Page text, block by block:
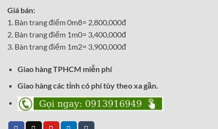
Giá bán:
1. Bàn trang điểm 0m8= 2,800,000đ
2. Bàn trang điểm 1m0= 3,400,000đ
3. Bàn trang điểm 1m2= 3,900,000đ
Giao hàng TPHCM miễn phí
Giao hàng các tỉnh có phí tùy theo xa gần.